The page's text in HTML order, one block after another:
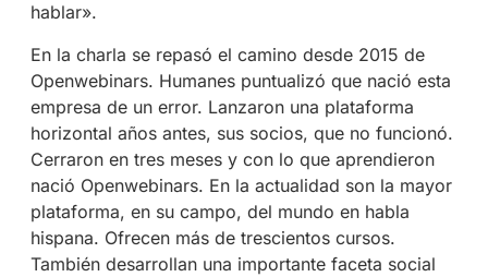
hablar».
En la charla se repasó el camino desde 2015 de
Openwebinars. Humanes puntualizó que nació esta
empresa de un error. Lanzaron una plataforma
horizontal años antes, sus socios, que no funcionó.
Cerraron en tres meses y con lo que aprendieron
nació Openwebinars. En la actualidad son la mayor
plataforma, en su campo, del mundo en habla
hispana. Ofrecen más de trescientos cursos.
También desarrollan una importante faceta social